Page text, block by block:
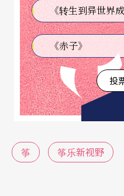
谊歌颂的「抽象感情
尤其是第三乐章〈礼
《生日快乐》的旋律
然，如不看场刊中的
章中的音高素材来自
字中「内含之音高」有
《点、线、面》东西文
《赤子》
投
筝 筝乐新视野